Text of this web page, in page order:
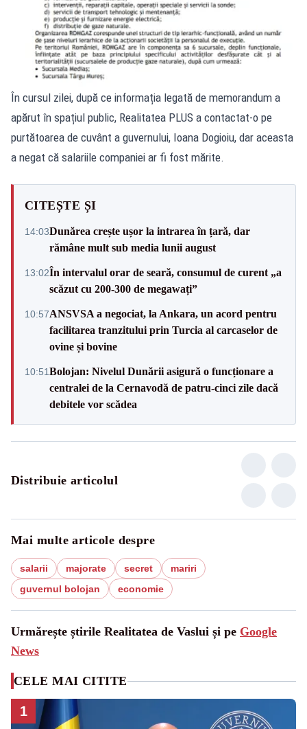
În cursul zilei, după ce informația legată de memorandum a
apărut în spațiul public, Realitatea PLUS a contactat-o pe
purtătoarea de cuvânt a guvernului, Ioana Dogioiu, dar aceasta
a negat că salariile companiei ar fi fost mărite.
CITEȘTE ȘI
14:03Dunărea crește ușor la intrarea în țară, dar
rămâne mult sub media lunii august
13:02În intervalul orar de seară, consumul de curent „a
scăzut cu 200-300 de megawați”
10:57ANSVSA a negociat, la Ankara, un acord pentru
facilitarea tranzitului prin Turcia al carcaselor de
ovine și bovine
10:51Bolojan: Nivelul Dunării asigură o funcționare a
centralei de la Cernavodă de patru-cinci zile dacă
debitele vor scădea
Distribuie articolul
Mai multe articole despre
salarii majorate secret
mariri
guvernul bolojan
economie
Urmărește știrile Realitatea de Vaslui și pe Google
News
CELE MAI CITITE
1